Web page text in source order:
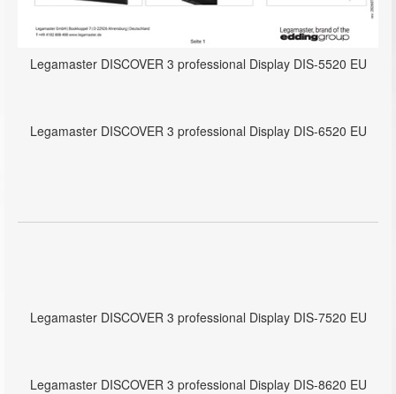
Legamaster DISCOVER 3 professional Display DIS-5520 EU
Legamaster DISCOVER 3 professional Display DIS-6520 EU
Legamaster DISCOVER 3 professional Display DIS-7520 EU
Legamaster DISCOVER 3 professional Display DIS-8620 EU